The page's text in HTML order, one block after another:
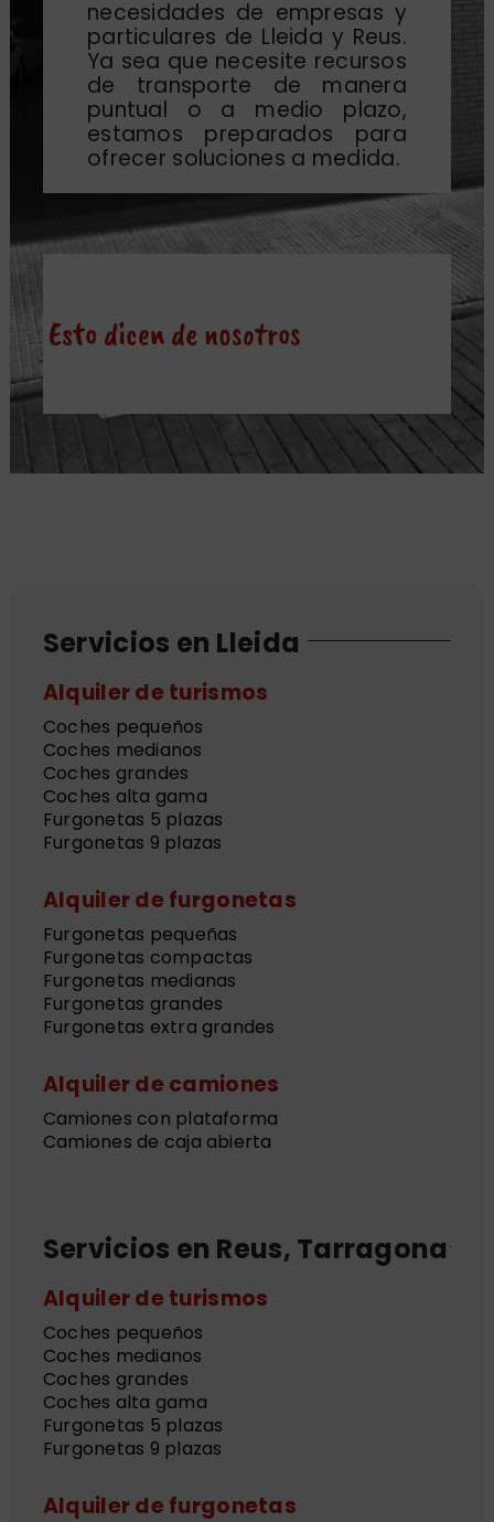
necesidades de empresas y
particulares de Lleida y Reus.
Ya sea que necesite recursos
de transporte de manera
puntual o a medio plazo,
estamos preparados para
ofrecer soluciones a medida.
Esto dicen de nosotros
Servicios en Lleida
Alquiler de turismos
Coches pequeños
Coches medianos
Coches grandes
Coches alta gama
Furgonetas 5 plazas
Furgonetas 9 plazas
Alquiler de furgonetas
Furgonetas pequeñas
Furgonetas compactas
Furgonetas medianas
Furgonetas grandes
Furgonetas extra grandes
Alquiler de camiones
Camiones con plataforma
Camiones de caja abierta
Servicios en Reus, Tarragona
Alquiler de turismos
Coches pequeños
Coches medianos
Coches grandes
Coches alta gama
Furgonetas 5 plazas
Furgonetas 9 plazas
Alquiler de furgonetas